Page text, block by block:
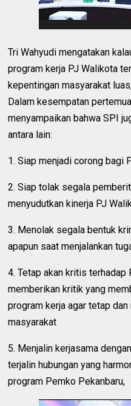
Tri Wahyudi mengatakan
program kerja PJ Walikota
kepentingan masyarakat
Dalam kesempatan
menyampaikan bahwa SPI
antara lain:
1. Siap menjadi corong bagi
2. Siap tolak segala
menyudutkan kinerja PJ
3. Menolak segala bentuk
apapun saat menjalankan
4. Tetap akan kritis terhadap
memberikan kritik yang
program kerja agar tetap
masyarakat
5. Menjalin kerjasama
terjalin hubungan yang
program Pemko Pekanbaru,